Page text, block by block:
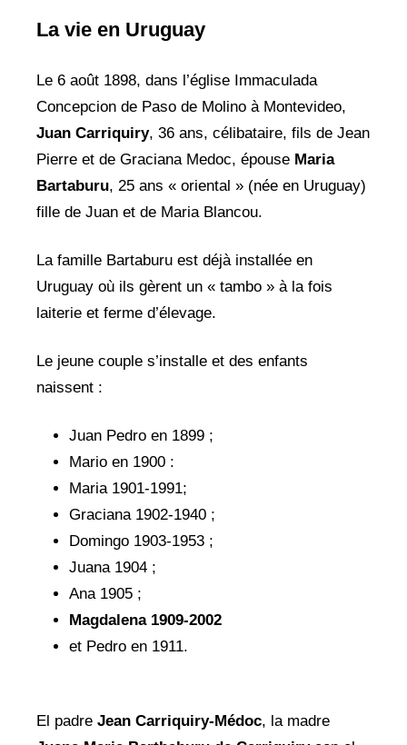
La vie en Uruguay
Le 6 août 1898, dans l’église Immaculada
Concepcion de Paso de Molino à Montevideo,
Juan Carriquiry, 36 ans, célibataire, fils de Jean
Pierre et de Graciana Medoc, épouse Maria
Bartaburu, 25 ans « oriental » (née en Uruguay)
fille de Juan et de Maria Blancou.
La famille Bartaburu est déjà installée en
Uruguay où ils gèrent un « tambo » à la fois
laiterie et ferme d’élevage.
Le jeune couple s’installe et des enfants
naissent :
Juan Pedro en 1899 ;
Mario en 1900 :
Maria 1901-1991;
Graciana 1902-1940 ;
Domingo 1903-1953 ;
Juana 1904 ;
Ana 1905 ;
Magdalena 1909-2002
et Pedro en 1911.
El padre Jean Carriquiry-Médoc, la madre